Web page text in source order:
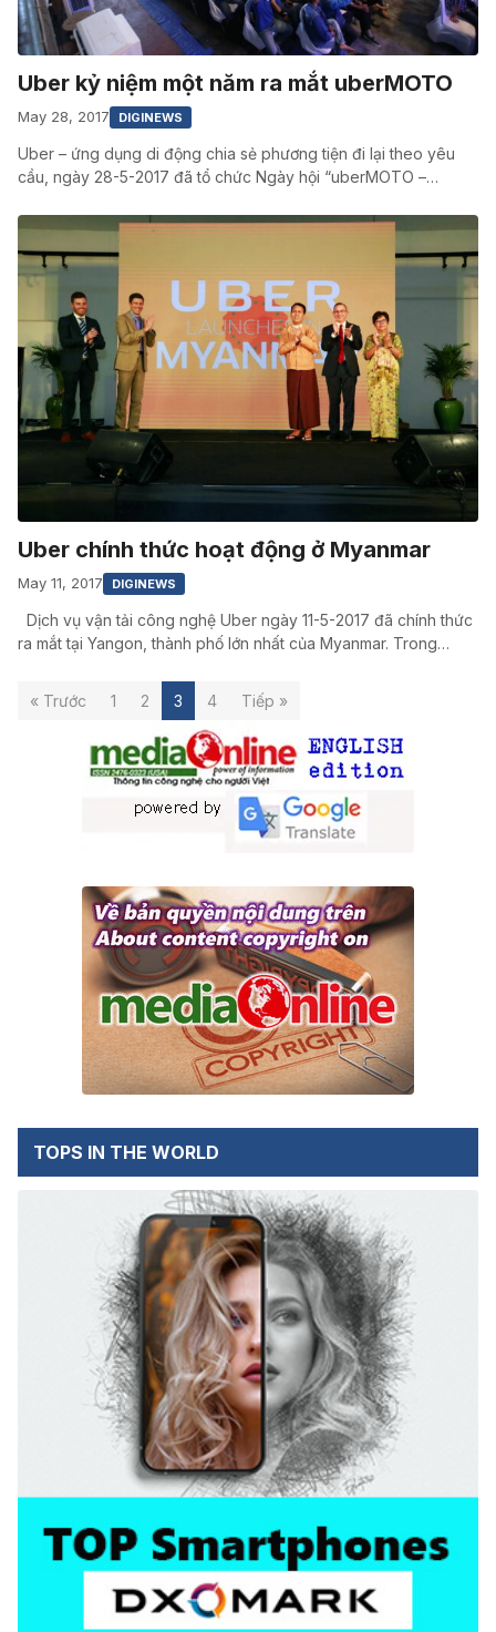
Uber kỷ niệm một năm ra mắt uberMOTO
May 28, 2017 DIGINEWS
Uber – ứng dụng di động chia sẻ phương tiện đi lại theo yêu
cầu, ngày 28-5-2017 đã tổ chức Ngày hội “uberMOTO –…
Uber chính thức hoạt động ở Myanmar
May 11, 2017 DIGINEWS
Dịch vụ vận tải công nghệ Uber ngày 11-5-2017 đã chính thức
ra mắt tại Yangon, thành phố lớn nhất của Myanmar. Trong…
« Trước 1 2 3 4 Tiếp »
TOPS IN THE WORLD